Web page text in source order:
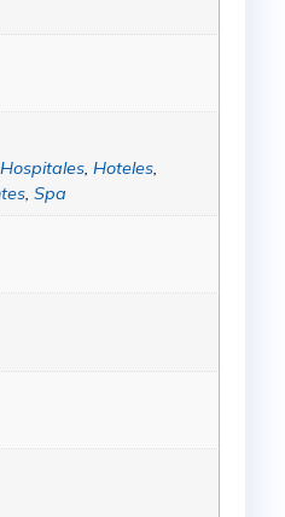
Hospitales, Hoteles,
, Spa